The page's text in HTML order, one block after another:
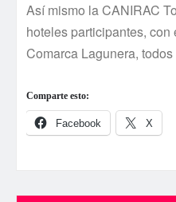
Así­ mismo la CANIRAC
hoteles participantes,
Comarca Lagunera,
Comparte esto:
Facebook X